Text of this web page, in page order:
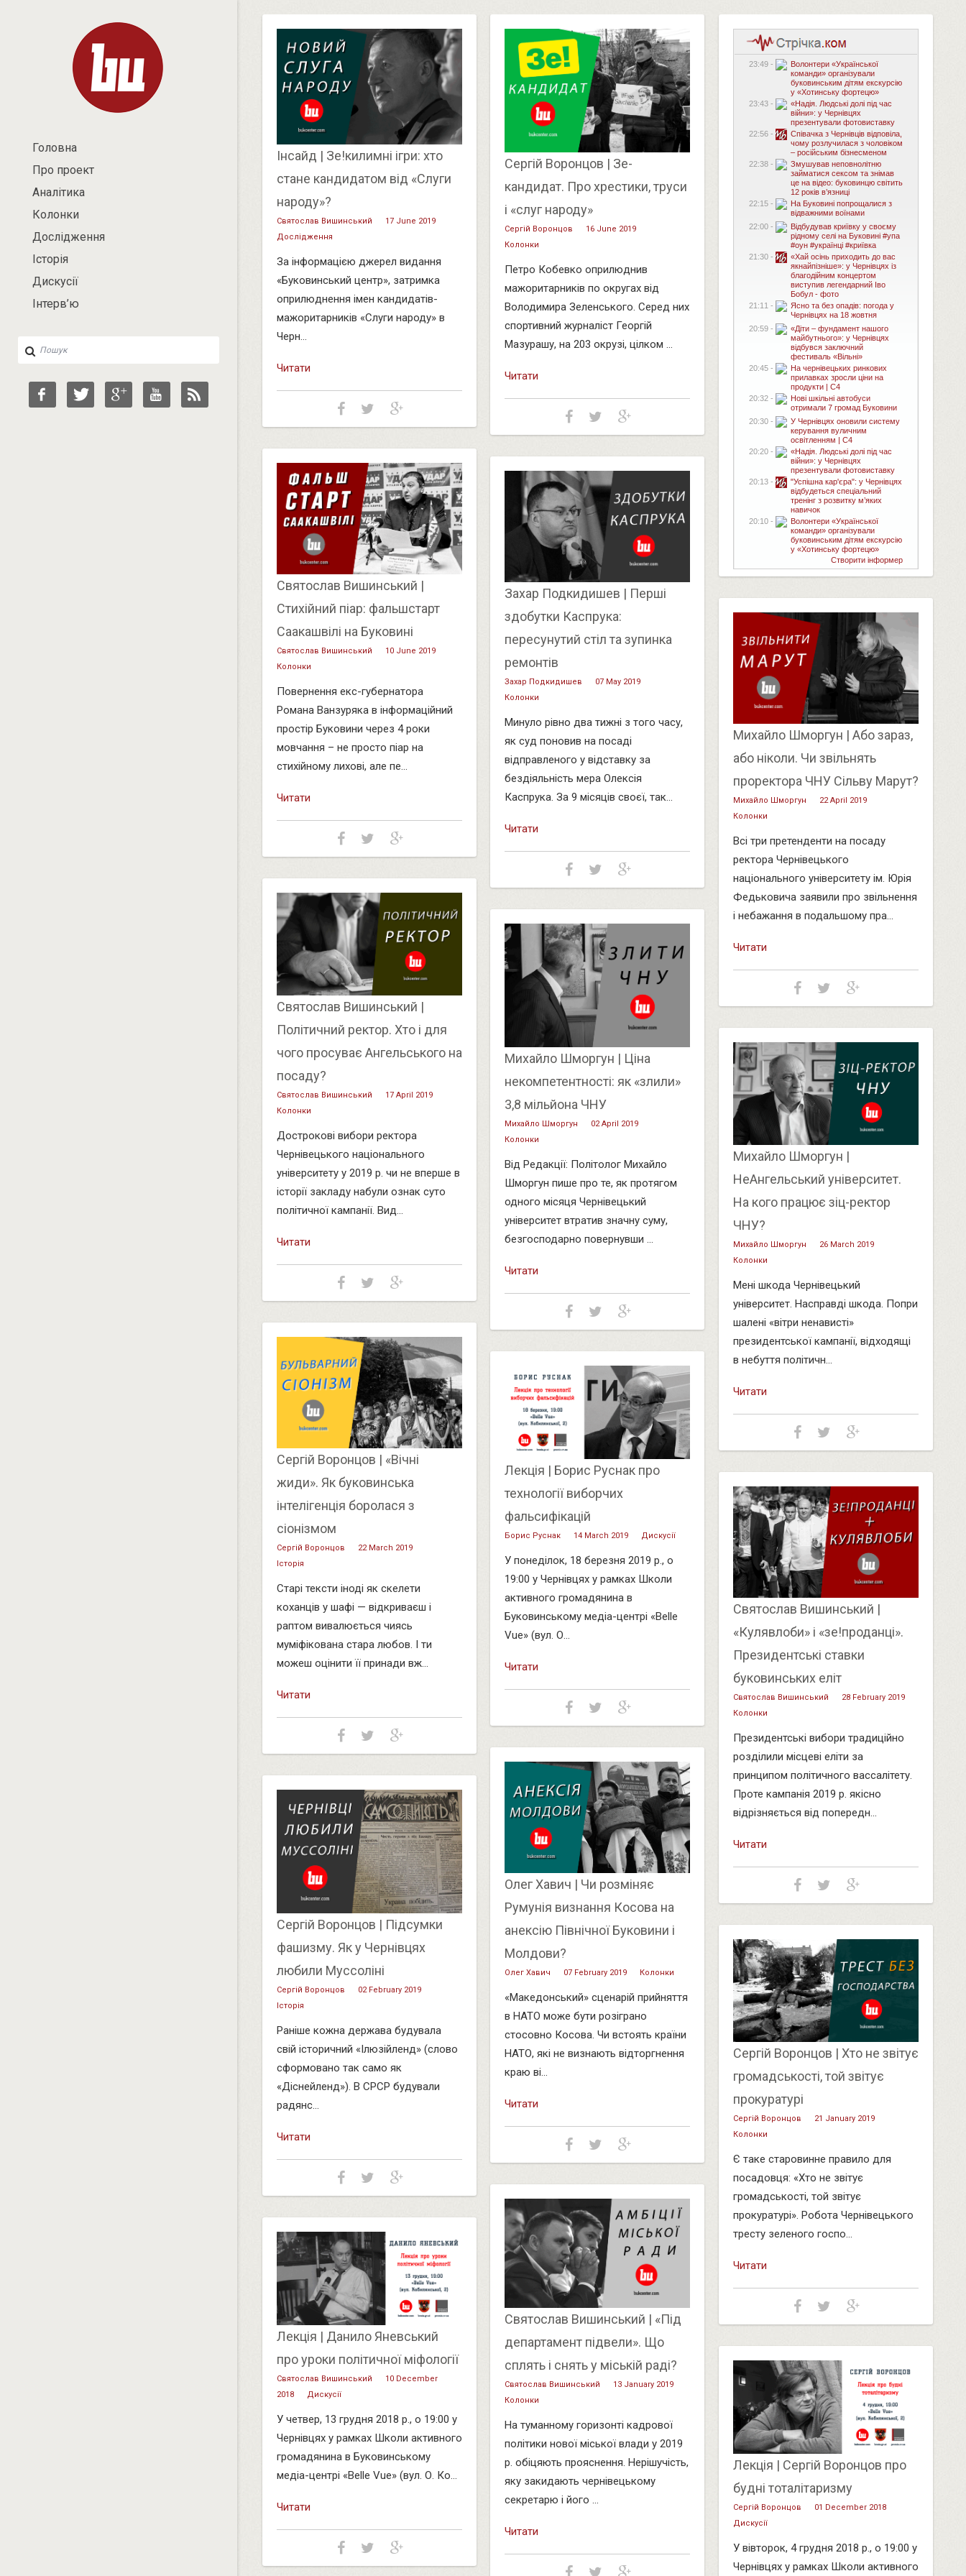
Головна
Про проект
Аналітика
Колонки
Дослідження
Історія
Дискусії
Інтерв’ю
Інсайд | Зе!килимні ігри: хто
стане кандидатом від «Слуги
народу»?
Святослав Вишинський
17 June 2019
Дослідження
За інформацією джерел видання
«Буковинський центр», затримка
оприлюднення імен кандидатів-
мажоритарників «Слуги народу» в
Черн...
Читати
Сергій Воронцов | Зе-
кандидат. Про хрестики, труси
і «слуг народу»
Сергій Воронцов
16 June 2019
Колонки
Петро Кобевко оприлюднив
мажоритарників по округах від
Володимира Зеленського. Серед них
спортивний журналіст Георгій
Мазурашу, на 203 окрузі, цілком ...
Читати
23:49 -
Волонтери «Української
команди» організували
буковинським дітям екскурсію
у «Хотинську фортецю»
23:43 -
«Надія. Людські долі під час
війни»: у Чернівцях
презентували фотовиставку
22:56 -
Співачка з Чернівців відповіла,
чому розлучилася з чоловіком
– російським бізнесменом
22:38 -
Змушував неповнолітню
займатися сексом та знімав
це на відео: буковинцю світить
12 років в’язниці
22:15 -
На Буковині попрощалися з
відважними воїнами
22:00 -
Відбудував криївку у своєму
рідному селі на Буковині #упа
#оун #українці #криївка
21:30 -
«Хай осінь приходить до вас
якнайпізніше»: у Чернівцях із
благодійним концертом
виступив легендарний Іво
Бобул - фото
21:11 -
Ясно та без опадів: погода у
Чернівцях на 18 жовтня
20:59 -
«Діти – фундамент нашого
майбутнього»: у Чернівцях
відбувся заключний
фестиваль «Вільні»
20:45 -
На чернівецьких ринкових
прилавках зросли ціни на
продукти | C4
20:32 -
Нові шкільні автобуси
отримали 7 громад Буковини
20:30 -
У Чернівцях оновили систему
керування вуличним
освітленням | C4
20:20 -
«Надія. Людські долі під час
війни»: у Чернівцях
презентували фотовиставку
20:13 -
"Успішна кар'єра": у Чернівцях
відбудеться спеціальний
тренінг з розвитку м’яких
навичок
20:10 -
Волонтери «Української
команди» організували
буковинським дітям екскурсію
у «Хотинську фортецю»
Створити інформер
Святослав Вишинський |
Стихійний піар: фальшстарт
Саакашвілі на Буковині
Святослав Вишинський
10 June 2019
Колонки
Повернення екс-губернатора
Романа Ванзуряка в інформаційний
простір Буковини через 4 роки
мовчання – не просто піар на
стихійному лихові, але пе...
Читати
Захар Подкидишев | Перші
здобутки Каспрука:
пересунутий стіл та зупинка
ремонтів
Захар Подкидишев
07 May 2019
Колонки
Минуло рівно два тижні з того часу,
як суд поновив на посаді
відправленого у відставку за
бездіяльність мера Олексія
Каспрука. За 9 місяців своєї, так...
Читати
Михайло Шморгун | Або зараз,
або ніколи. Чи звільнять
проректора ЧНУ Сільву Марут?
Михайло Шморгун
22 April 2019
Колонки
Всі три претенденти на посаду
ректора Чернівецького
національного університету ім. Юрія
Федьковича заявили про звільнення
і небажання в подальшому пра...
Читати
Святослав Вишинський |
Політичний ректор. Хто і для
чого просуває Ангельського на
посаду?
Святослав Вишинський
17 April 2019
Колонки
Дострокові вибори ректора
Чернівецького національного
університету у 2019 р. чи не вперше в
історії закладу набули ознак суто
політичної кампанії. Вид...
Читати
Михайло Шморгун | Ціна
некомпетентності: як «злили»
3,8 мільйона ЧНУ
Михайло Шморгун
02 April 2019
Колонки
Від Редакції: Політолог Михайло
Шморгун пише про те, як протягом
одного місяця Чернівецький
університет втратив значну суму,
безгосподарно повернувши ...
Читати
Михайло Шморгун |
НеАнгельський університет.
На кого працює зіц-ректор
ЧНУ?
Михайло Шморгун
26 March 2019
Колонки
Мені шкода Чернівецький
університет. Насправді шкода. Попри
шалені «вітри ненависті»
президентської кампанії, відходящі
в небуття політичн...
Читати
Сергій Воронцов | «Вічні
жиди». Як буковинська
інтелігенція боролася з
сіонізмом
Сергій Воронцов
22 March 2019
Історія
Старі тексти іноді як скелети
коханців у шафі — відкриваєш і
раптом вивалюється чиясь
муміфікована стара любов. І ти
можеш оцінити її принади вж...
Читати
Лекція | Борис Руснак про
технології виборчих
фальсифікацій
Борис Руснак 14 March 2019 Дискусії
У понеділок, 18 березня 2019 р., о
19:00 у Чернівцях у рамках Школи
активного громадянина в
Буковинському медіа-центрі «Belle
Vue» (вул. О...
Читати
Святослав Вишинський |
«Кулявлоби» і «зе!проданці».
Президентські ставки
буковинських еліт
Святослав Вишинський
28 February 2019
Колонки
Президентські вибори традиційно
розділили місцеві еліти за
принципом політичного вассалітету.
Проте кампанія 2019 р. якісно
відрізняється від попередн...
Читати
Олег Хавич | Чи розміняє
Румунія визнання Косова на
анексію Північної Буковини і
Молдови?
Олег Хавич 07 February 2019 Колонки
«Македонський» сценарій прийняття
в НАТО може бути розіграно
стосовно Косова. Чи встоять країни
НАТО, які не визнають відторгнення
краю ві...
Читати
Сергій Воронцов | Підсумки
фашизму. Як у Чернівцях
любили Муссоліні
Сергій Воронцов
02 February 2019
Історія
Раніше кожна держава будувала
свій історичний «Ілюзійленд» (слово
сформовано так само як
«Діснейленд»). В СРСР будували
радянс...
Читати
Сергій Воронцов | Хто не звітує
громадськості, той звітує
прокуратурі
Сергій Воронцов
21 January 2019
Колонки
Є таке старовинне правило для
посадовця: «Хто не звітує
громадськості, той звітує
прокуратурі». Робота Чернівецького
тресту зеленого госпо...
Читати
Святослав Вишинський | «Під
департамент підвели». Що
сплять і снять у міській раді?
Святослав Вишинський
13 January 2019
Колонки
На туманному горизонті кадрової
політики нової міської влади у 2019
р. обіцяють прояснення. Нерішучість,
яку закидають чернівецькому
секретарю і його ...
Читати
Лекція | Данило Яневський
про уроки політичної міфології
Святослав Вишинський
10 December
2018
Дискусії
У четвер, 13 грудня 2018 р., о 19:00 у
Чернівцях у рамках Школи активного
громадянина в Буковинському
медіа-центрі «Belle Vue» (вул. О. Ко...
Читати
Лекція | Сергій Воронцов про
будні тоталітаризму
Сергій Воронцов
01 December 2018
Дискусії
У вівторок, 4 грудня 2018 р., о 19:00 у
Чернівцях у рамках Школи активного